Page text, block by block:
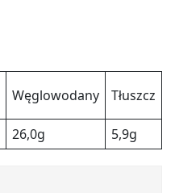
Węglowodany Tłuszcz
26,0g 5,9g